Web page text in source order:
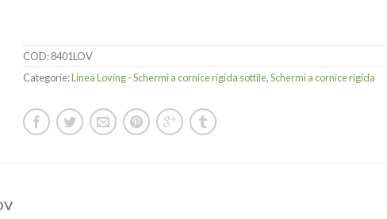
COD:8401LOV
Categorie:Linea Loving - Schermi a cornice rigida sottile,Schermi a cornice rigida